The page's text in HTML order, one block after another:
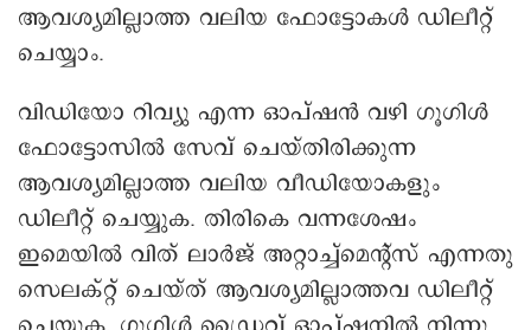
ആവശ്യമില്ലാത്ത വലിയ ഫോട്ടോകൾ ഡിലീറ്റ്
ചെയ്യാം.
വിഡിയോ റിവ്യു എന്ന ഓപ്ഷൻ വഴി ഗൂഗിള്‍
ഫോട്ടോസില്‍ സേവ് ചെയ്തിരിക്കുന്ന
ആവശ്യമില്ലാത്ത വലിയ വീഡിയോകളും
ഡിലീറ്റ് ചെയ്യുക. തിരികെ വന്നശേഷം
ഇമെയില്‍ വിത് ലാര്‍ജ് അറ്റാച്ച്മെന്റ്സ് എന്നതു
സെലക്റ്റ് ചെയ്ത് ആവശ്യമില്ലാത്തവ ഡിലീറ്റ്